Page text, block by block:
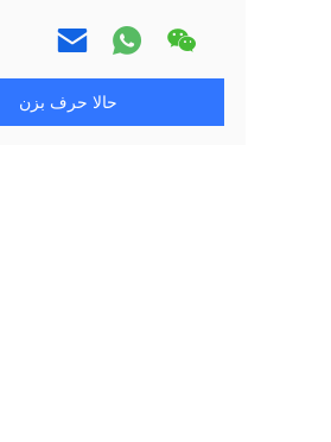
حالا حرف بزن